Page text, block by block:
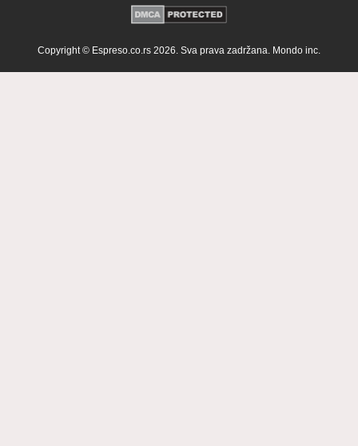
Copyright © Espreso.co.rs 2026. Sva prava zadržana. Mondo inc.